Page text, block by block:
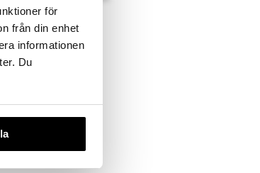
för
från din enhet
informationen
Du
Frukt & Fibrer
149 kr